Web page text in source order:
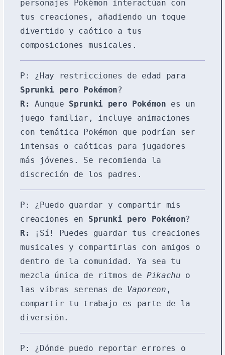
personajes Pokémon interactúan con
tus creaciones, añadiendo un toque
divertido y caótico a tus
composiciones musicales.
P: ¿Hay restricciones de edad para
Sprunki pero Pokémon?
R:
Aunque Sprunki pero Pokémon es un
juego familiar, incluye animaciones
con temática Pokémon que podrían ser
intensas o caóticas para jugadores
más jóvenes. Se recomienda la
discreción de los padres.
P: ¿Puedo guardar y compartir mis
creaciones en Sprunki pero Pokémon?
R:
¡Sí! Puedes guardar tus creaciones
musicales y compartirlas con amigos o
dentro de la comunidad. Ya sea tu
mezcla única de ritmos de Pikachu o
las vibras serenas de Vaporeon ,
compartir tu trabajo es parte de la
diversión.
P: ¿Dónde puedo reportar errores o